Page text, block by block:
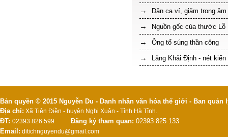
Dân ca ví, giặm trong
Nguồn gốc của thước
Ông tổ súng thần công
Lăng Khải Định - nét
Bản quyền © 2015 Nguyễn Du - Danh nhân văn hóa thế giới - Ban
Địa chỉ: Xã Tiên Điền - huyện Nghi Xuân - Tỉnh Hà Tĩnh.
ĐT: 02393 826 599 Đăng ký tham quan: 02393 825 133
Email: ditichnguyendu@gmail.com